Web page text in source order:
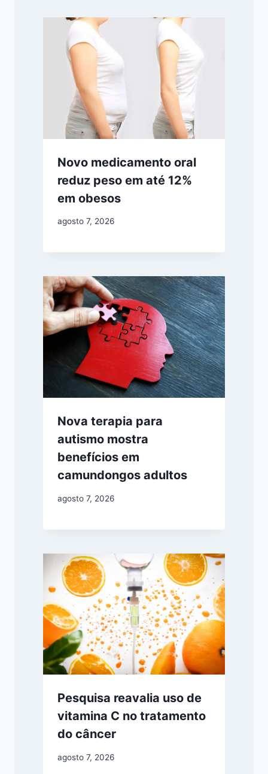
Novo medicamento oral
reduz peso em até 12%
em obesos
agosto 7, 2026
Nova terapia para
autismo mostra
benefícios em
camundongos adultos
agosto 7, 2026
Pesquisa reavalia uso de
vitamina C no tratamento
do câncer
agosto 7, 2026